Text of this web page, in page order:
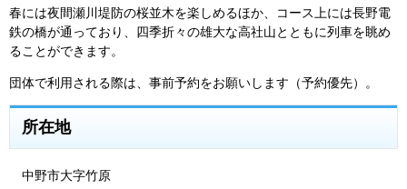
春には夜間瀬川堤防の桜並木を楽しめるほか、コース上には長野電
鉄の橋が通っており、四季折々の雄大な高社山とともに列車を眺め
ることができます。
団体で利用される際は、事前予約をお願いします（予約優先）。
所在地
中野市大字竹原